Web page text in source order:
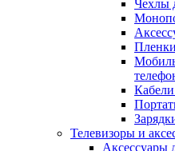
Чехлы
Телевизоры и
Аксессуары